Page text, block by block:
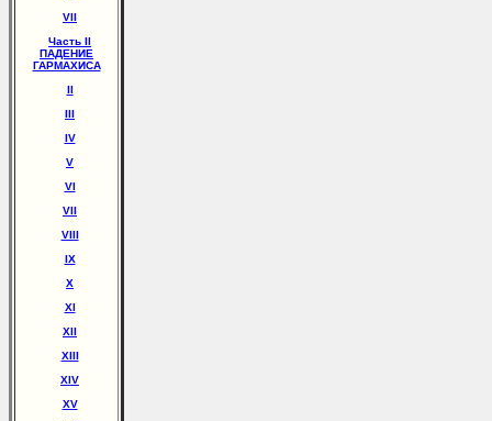
VII
Часть II
ПАДЕНИЕ
ГАРМАХИСА
II
III
IV
V
VI
VII
VIII
IX
X
XI
XII
XIII
XIV
XV